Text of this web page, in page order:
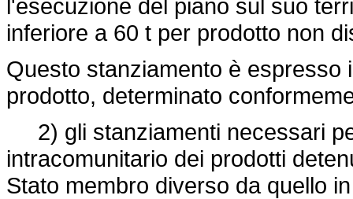
l'esecuzione del piano sul suo
inferiore a 60 t per prodotto non
Questo stanziamento è espresso
prodotto, determinato
2) gli stanziamenti necessari
intracomunitario dei prodotti
Stato membro diverso da quello